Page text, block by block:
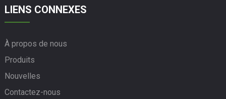
LIENS CONNEXES
À propos de nous
Produits
Nouvelles
Contactez-nous